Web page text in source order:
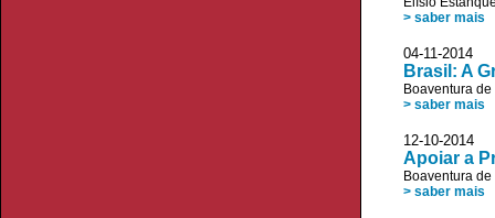
> saber mais
04-11-2014
Brasil: A
Boaventura
> saber mais
12-10-2014
Apoiar a
Boaventura
> saber mais